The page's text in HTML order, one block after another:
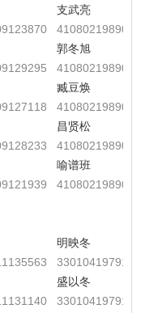
支武亮
郭冬旭
臧豆焕
昌贤松
喻谱班
明映冬
盛以冬